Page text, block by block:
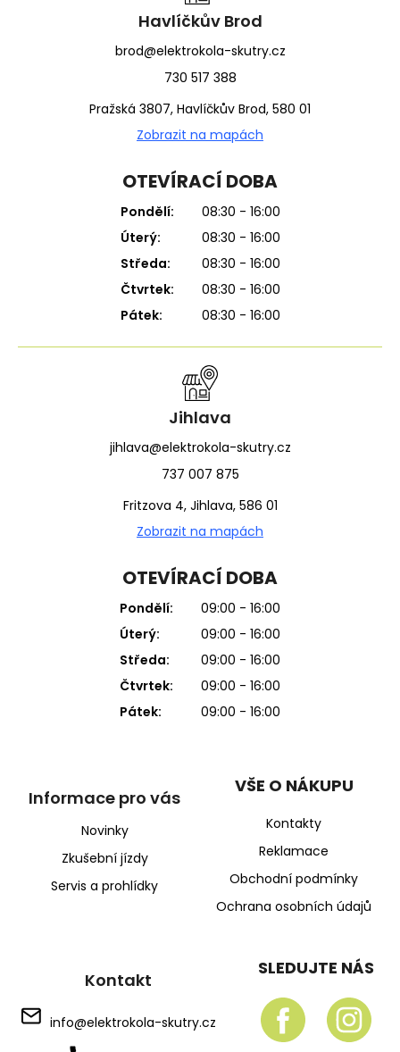
Havlíčkův Brod
brod@elektrokola-skutry.cz
730 517 388
Pražská 3807, Havlíčkův Brod, 580 01
Zobrazit na mapách
OTEVÍRACÍ DOBA
Pondělí:
08:30 - 16:00
Úterý:
08:30 - 16:00
Středa:
08:30 - 16:00
Čtvrtek:
08:30 - 16:00
Pátek:
08:30 - 16:00
Jihlava
jihlava@elektrokola-skutry.cz
737 007 875
Fritzova 4, Jihlava, 586 01
Zobrazit na mapách
OTEVÍRACÍ DOBA
Pondělí:
09:00 - 16:00
Úterý:
09:00 - 16:00
Středa:
09:00 - 16:00
Čtvrtek:
09:00 - 16:00
Pátek:
09:00 - 16:00
Informace pro vás
Novinky
Zkušební jízdy
Servis a prohlídky
VŠE O NÁKUPU
Kontakty
Reklamace
Obchodní podmínky
Ochrana osobních údajů
Kontakt
info@elektrokola-skutry.cz
SLEDUJTE NÁS